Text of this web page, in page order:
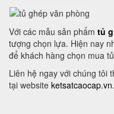
Với các mẫu sản phẩm tủ
tượng chọn lựa. Hiện nay
để khách hàng chọn mua
Liên hệ ngay với chúng tôi
tại website ketsatcaocap.vn.